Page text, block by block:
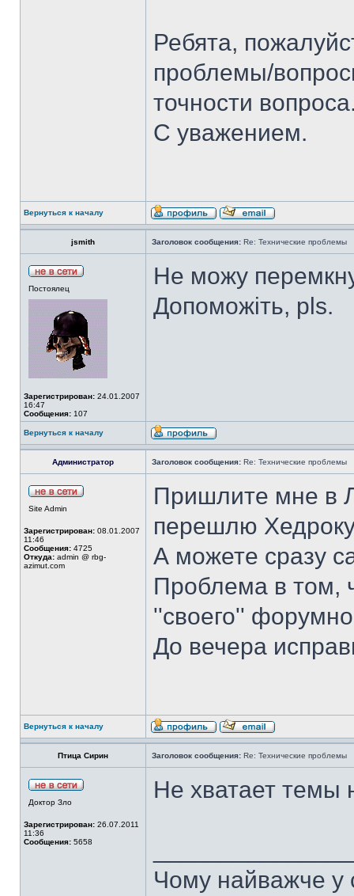
Ребята,
проблемы/
точности
С уважением.
Вернуться к началу
jsmith Заголовок сообщения: Re: Технические проблемы
Постоялец
Зарегистрирован: 24.01.2007
16:47
Сообщения: 107
Не можу
Допоможіть, pls.
Вернуться к началу
Администратор Заголовок сообщения: Re: Технические проблемы
Site Admin
Зарегистрирован: 08.01.2007
11:46
Сообщения: 4725
Откуда: admin @ rbg-
azimut.com
Пришлите мне в
перешлю
А можете сразу
Проблема в том,
''своего''
До вечера
Вернуться к началу
Птица Сирин Заголовок сообщения: Re: Технические проблемы
Доктор Зло
Зарегистрирован: 26.07.2011
11:36
Сообщения: 5658
Не хватает темы
Чому найважче у